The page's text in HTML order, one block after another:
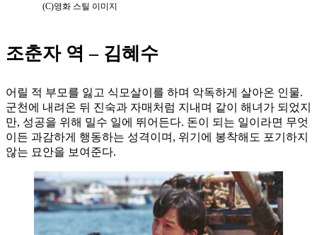
(C)영화 스틸 이미지
조춘자 역 – 김혜수
어릴 적 부모를 잃고 식모살이를 하며 악독하게 살아온 인물.
군천에 내려온 뒤 진숙과 자매처럼 지내며 같이 해녀가 되었지
만, 성공을 위해 밀수 일에 뛰어든다. 돈이 되는 일이라면 무엇
이든 과감하게 행동하는 성격이며, 위기에 봉착해도 포기하지
않는 묘안을 보여준다.